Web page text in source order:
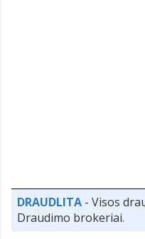
DRAUDLITA - Visos
Draudimo brokeriai.